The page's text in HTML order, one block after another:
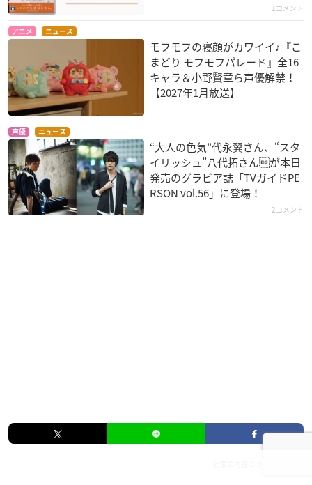
1コメント
アニメ ニュース
モフモフの寝顔がカワイイ♪『こ
まどり モフモフパレード』全16
キャラ＆小野賢章ら声優解禁！
【2027年1月放送】
声優 ニュース
“大人の色気”代永翼さん、“スタ
イリッシュ”八代拓さんが本日
発売のグラビア誌「TVガイドPE
RSON vol.56」に登場！
2コメント